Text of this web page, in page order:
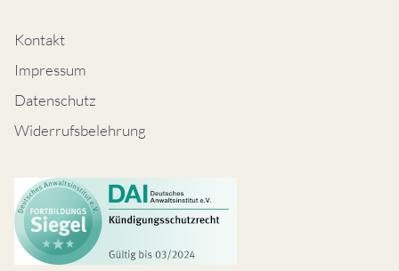
Kontakt
Impressum
Datenschutz
Widerrufsbelehrung